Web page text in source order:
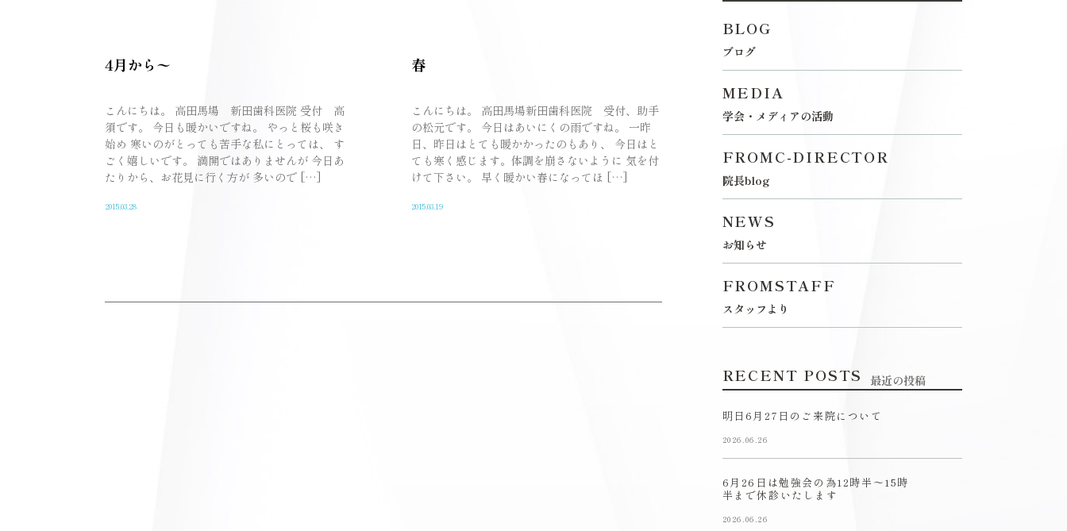
4月から〜
こんにちは。 高田馬場 新田歯科医院 受付 高
須です。 今日も暖かいですね。 やっと桜も咲き
始め 寒いのがとっても苦手な私にとっては、 す
ごく嬉しいです。 満開ではありませんが 今日あ
たりから、お花見に行く方が 多いので […]
2015.03.28
春
こんにちは。 高田馬場新田歯科医院 受付、助手
の松元です。 今日はあいにくの雨ですね。 一昨
日、昨日はとても暖かかったのもあり、 今日はと
ても寒く感じます。体調を崩さないように 気を付
けて下さい。 早く暖かい春になってほ […]
2015.03.19
BLOG
ブログ
MEDIA
学会・メディアの活動
FROMC-DIRECTOR
院長blog
NEWS
お知らせ
FROMSTAFF
スタッフより
RECENT POSTS 最近の投稿
明日6月27日のご来院について
2026.06.26
6月26日は勉強会の為12時半〜15時
半まで休診いたします
2026.06.26